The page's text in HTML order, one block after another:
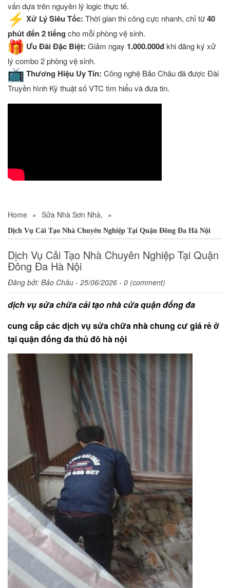
vấn dựa trên nguyên lý logic thực tế.
Xử Lý Siêu Tốc: Thời gian thi công cực nhanh, chỉ từ40
phút đến 2 tiếng cho mỗi phòng vệ sinh.
Ưu Đãi Đặc Biệt: Giảm ngay 1.000.000đkhi đăng ký xử
lý combo 2 phòng vệ sinh.
Thương Hiệu Uy Tín: Công nghệ Bảo Châu đã được Đài
Truyền hình Kỹ thuật số VTC tìm hiểu và đưa tin.
Home » Sửa Nhà Sơn Nhà, »
Dịch Vụ Cải Tạo Nhà Chuyên Nghiệp Tại Quận Đông Đa Hà Nội
Dịch Vụ Cải Tạo Nhà Chuyên Nghiệp Tại Quận
Đông Đa Hà Nội
Đăng bởi: Bảo Châu - 25/06/2026 - 0 (comment)
dịch vụ sửa chữa cải tạo nhà cửa quận đống đa
cung cấp các dịch vụ sửa chữa nhà chung cư giá rẻ ở
tại quận đống đa thủ đô hà nội